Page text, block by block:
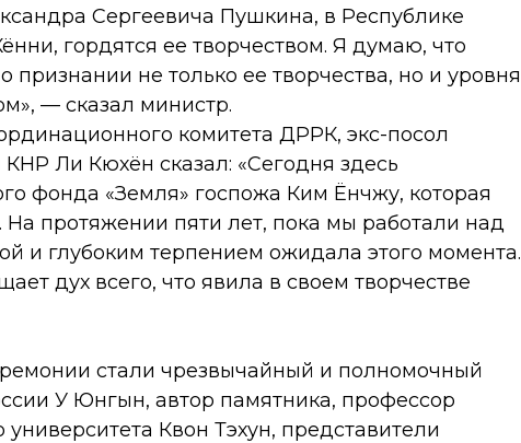
Сергеевича Пушкина, в Республике
гордятся ее творчеством. Я думаю, что
признании не только ее творчества, но и уровня
— сказал министр.
комитета ДРРК, экс-посол
Ли Кюхён сказал: «Сегодня здесь
фонда «Земля» госпожа Ким Ёнчжу, которая
протяжении пяти лет, пока мы работали над
и глубоким терпением ожидала этого момента.
дух всего, что явила в своем творчестве
стали чрезвычайный и полномочный
У Юнгын, автор памятника, профессор
университета Квон Тэхун, представители